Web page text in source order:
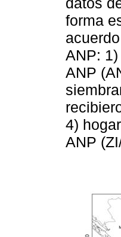
forma
ANP:
ANP
4)
ANP